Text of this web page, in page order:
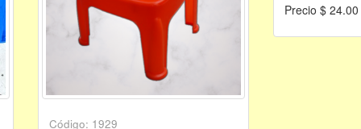
Código: 1929
Precio $ 24.00